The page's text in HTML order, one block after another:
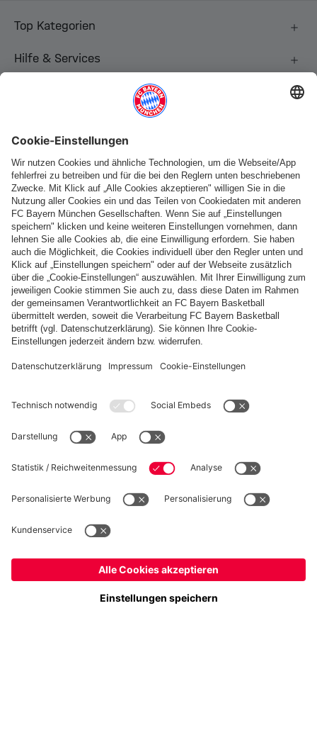
Top Kategorien
Hilfe & Services
Folge uns
Zahlung & Lieferung
FC Bayern Store App
WIDERRUF
Datenschutz
Cookie Details
Preise inklusive MwSt. und zzgl. Versandkosten
© FC Bayern München AG
FC Bayern München AG, Säbener Str. 51-57, 81547 München
Ja,Österreich, um dorthin zu liefern!
Weltweit, um dorthin zu liefern!